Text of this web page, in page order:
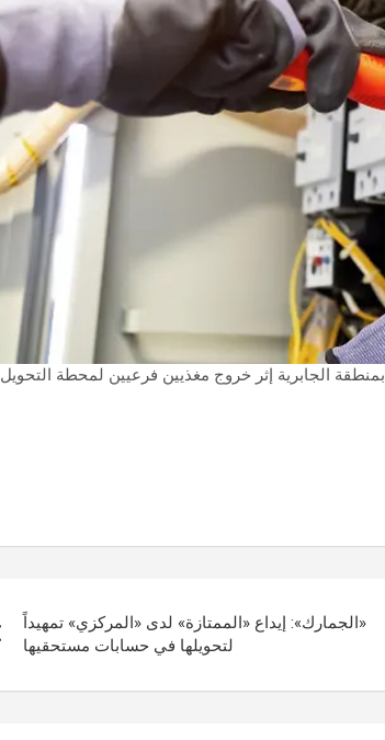
أعلنت وزارة الكهرباء والماء انقطاع التيار عن أجزاء محدودة من قطعة 8 بمنطقة الجابرية إثر خروج مغذيين فرعيين لمحطة التحويل
«الجمارك»: إيداع «الممتازة» لدى «المركزي» تمهيداً
لتحويلها في حسابات مستحقيها